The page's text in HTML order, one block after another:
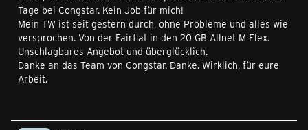
Tage bei Congstar. Kein Job für mich!
Mein TW ist seit gestern durch, ohne Probleme und alles wie
versprochen. Von der Fairflat in den 20 GB Allnet M Flex.
Unschlagbares Angebot und überglücklich.
Danke an das Team von Congstar. Danke. Wirklich, für eure
Arbeit.